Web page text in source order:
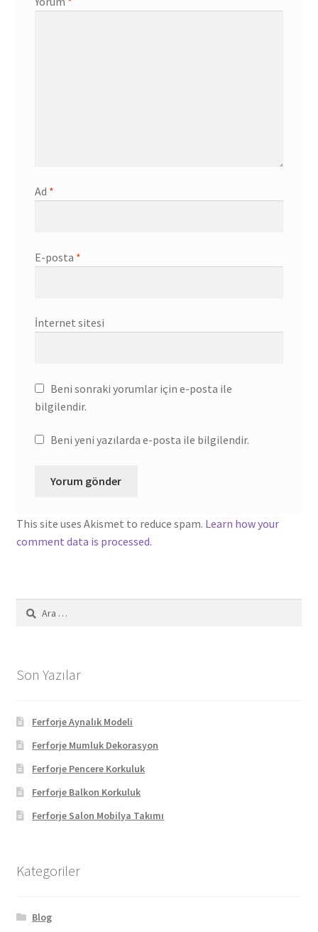
Ad *
E-posta *
İnternet sitesi
Beni sonraki yorumlar için e-posta ile
bilgilendir.
Beni yeni yazılarda e-posta ile bilgilendir.
This site uses Akismet to reduce spam. Learn how your
comment data is processed.
Arama:
Son Yazılar
Ferforje Aynalık Modeli
Ferforje Mumluk Dekorasyon
Ferforje Pencere Korkuluk
Ferforje Balkon Korkuluk
Ferforje Salon Mobilya Takımı
Kategoriler
Blog